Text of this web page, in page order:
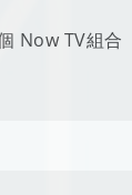
Now TV組合